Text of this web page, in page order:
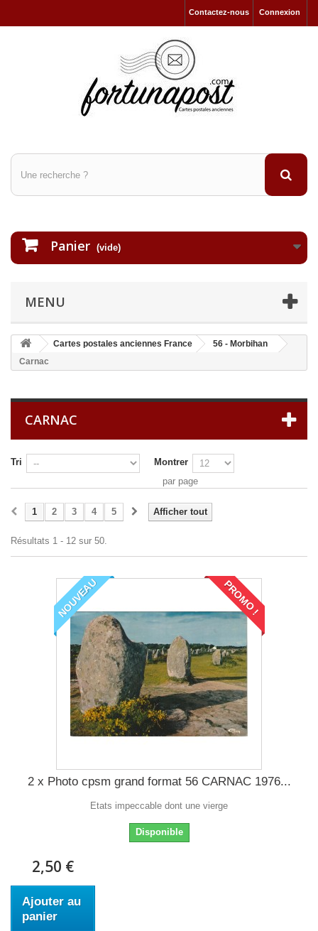
Connexion
Contactez-nous
Panier (vide)
MENU
Cartes postales anciennes France
56 - Morbihan
Carnac
CARNAC
Tri
Montrer
par page
Afficher tout
1 2 3 4 5
Résultats 1 - 12 sur 50.
NOUVEAU PROMO !
2 x Photo cpsm grand format 56 CARNAC 1976...
Etats impeccable dont une vierge
Disponible
2,50 €
Ajouter au
panier